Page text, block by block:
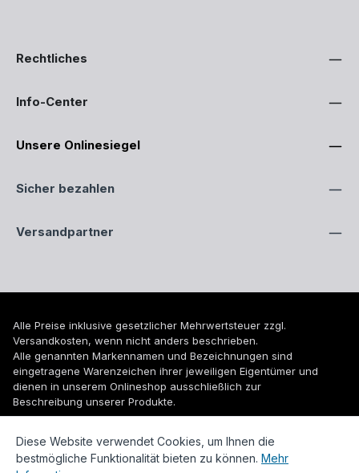
Rechtliches
Info-Center
Unsere Onlinesiegel
Sicher bezahlen
Versandpartner
Alle Preise inklusive gesetzlicher Mehrwertsteuer zzgl.
Versandkosten, wenn nicht anders beschrieben.
Alle genannten Markennamen und Bezeichnungen sind
eingetragene Warenzeichen ihrer jeweiligen Eigentümer und
dienen in unserem Onlineshop ausschließlich zur
Beschreibung unserer Produkte.
© 2026 WUH24.de - Weigel und Unger Heizungs- und
Sanitärtechnik GmbH
Diese Website verwendet Cookies, um Ihnen die
bestmögliche Funktionalität bieten zu können. Mehr